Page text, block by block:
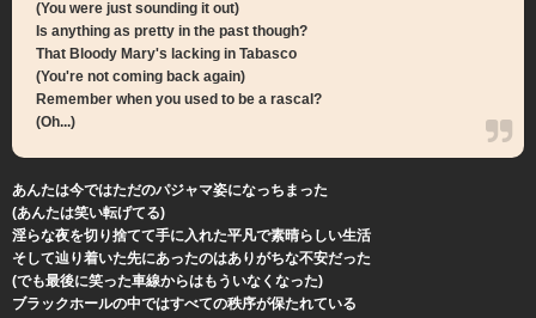
(You were just sounding it out)
Is anything as pretty in the past though?
That Bloody Mary's lacking in Tabasco
(You're not coming back again)
Remember when you used to be a rascal?
(Oh...)
あんたは今ではただのパジャマ姿になっちまった
(あんたは笑い転げてる)
淫らな夜を切り捨てて手に入れた平凡で素晴らしい生活
そして辿り着いた先にあったのはありがちな不安だった
(でも最後に笑った車線からはもういなくなった)
ブラックホールの中ではすべての秩序が保たれている